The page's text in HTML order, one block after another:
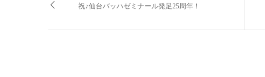
祝♪仙台バッハゼミナール発足25周年！